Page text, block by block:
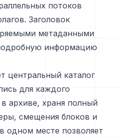
потоков
Заголовок
метаданными
информацию
центральный каталог
для каждого
архиве, храня полный
смещения блоков и
одном месте позволяет